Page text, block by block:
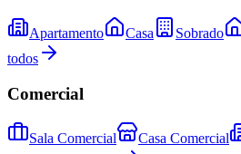
Apartamento Casa Sobrado
todos
Comercial
Sala Comercial Casa Comercial